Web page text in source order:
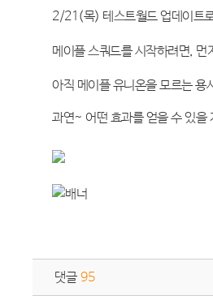
2/21(목) 테스트월드 업데이트
메이플 스쿼드를 시작하려면, 먼
아직 메이플 유니온을 모르는 용
과연~ 어떤 효과를 얻을 수 있을
댓글 95